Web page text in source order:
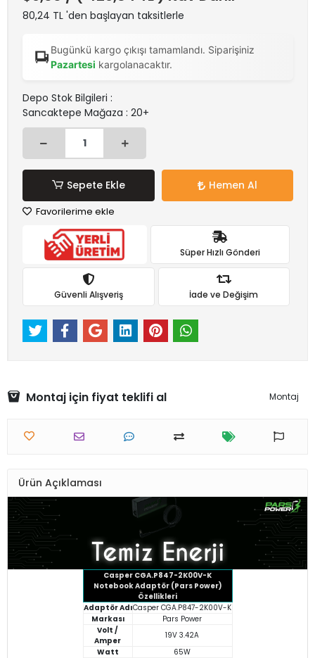
80,24 TL 'den başlayan taksitlerle
Bugünkü kargo çıkışı tamamlandı. Siparişiniz
Pazartesi kargolanacaktır.
Depo Stok Bilgileri :
Sancaktepe Mağaza : 20+
Sepete Ekle Hemen Al
Favorilerime ekle
Süper Hızlı Gönderi
Güvenli Alışveriş İade ve Değişim
Montaj için fiyat teklifi al Montaj
Ürün Açıklaması
Casper CGA.P847-2K00V-K
Notebook Adaptör (Pars Power)
Özellikleri
Adaptör AdıCasper CGA.P847-2K00V-K
Markası
Pars Power
Volt /
Amper
19V 3.42A
Watt
65W